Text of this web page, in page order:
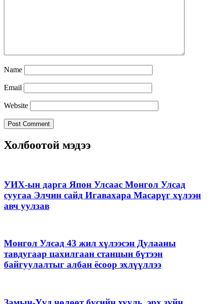
Name
Email
Website
Холбоотой мэдээ
УИХ-ын дарга Япон Улсаас Монгол Улсад
суугаа Элчин сайд Игавахара Масарүг хүлээн
авч уулзав
Монгол Улсад 43 жил хүлээсэн Дулааны
тавдугаар цахилгаан станцын бүтээн
байгуулалтыг албан ёсоор эхлүүллээ